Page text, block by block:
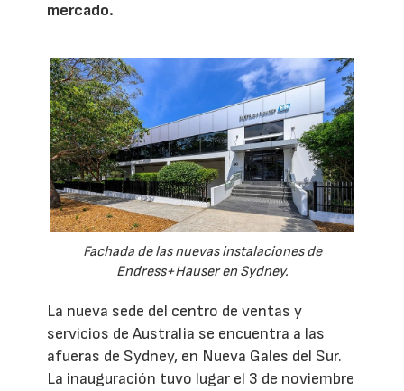
mercado.
Fachada de las nuevas instalaciones de
Endress+Hauser en Sydney.
La nueva sede del centro de ventas y
servicios de Australia se encuentra a las
afueras de Sydney, en Nueva Gales del Sur.
La inauguración tuvo lugar el 3 de noviembre